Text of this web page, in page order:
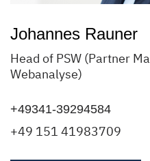
Johannes Rauner
Head of PSW (Partner
Webanalyse)
+49341-39294584
+49 151 41983709